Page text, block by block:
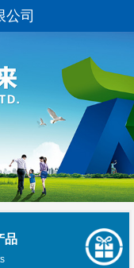
公司
品